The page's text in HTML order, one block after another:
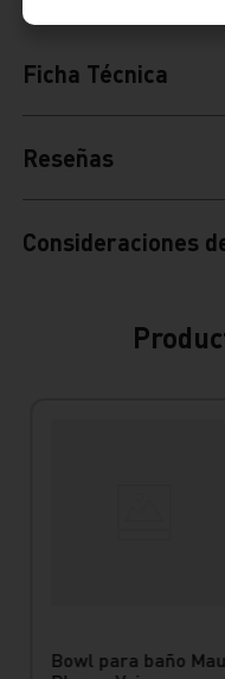
Ficha Técnica
Reseñas
Consideraciones
Bowl para baño